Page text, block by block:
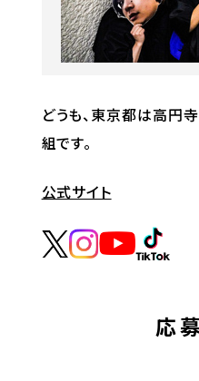
どうも、東京都は高円
組です。
公式サイト
応